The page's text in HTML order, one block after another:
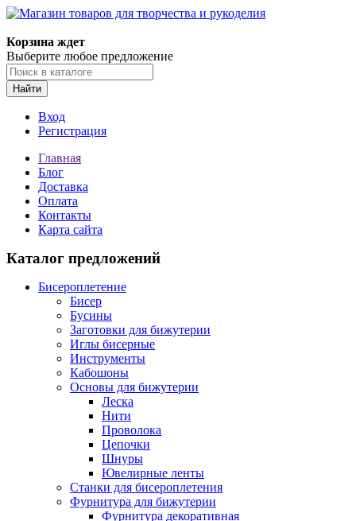
Корзина ждет
Выберите любое предложение
Найти
Вход
Регистрация
Главная
Блог
Доставка
Оплата
Контакты
Карта сайта
Каталог предложений
Бисероплетение
Бисер
Бусины
Заготовки для бижутерии
Иглы бисерные
Инструменты
Кабошоны
Основы для бижутерии
Леска
Нити
Проволока
Цепочки
Шнуры
Ювелирные ленты
Станки для бисероплетения
Фурнитура для бижутерии
Фурнитура декоративная